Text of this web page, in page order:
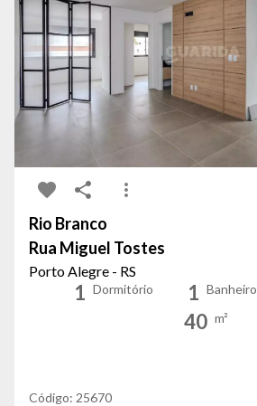
Rio Branco
Rua Miguel Tostes
Porto Alegre - RS
1 Dormitório 1 Banheiro
40 m²
Código: 25670